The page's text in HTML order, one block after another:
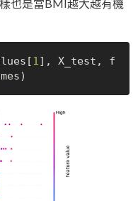
也是當BMI越大越有機
1 ], X_test, f